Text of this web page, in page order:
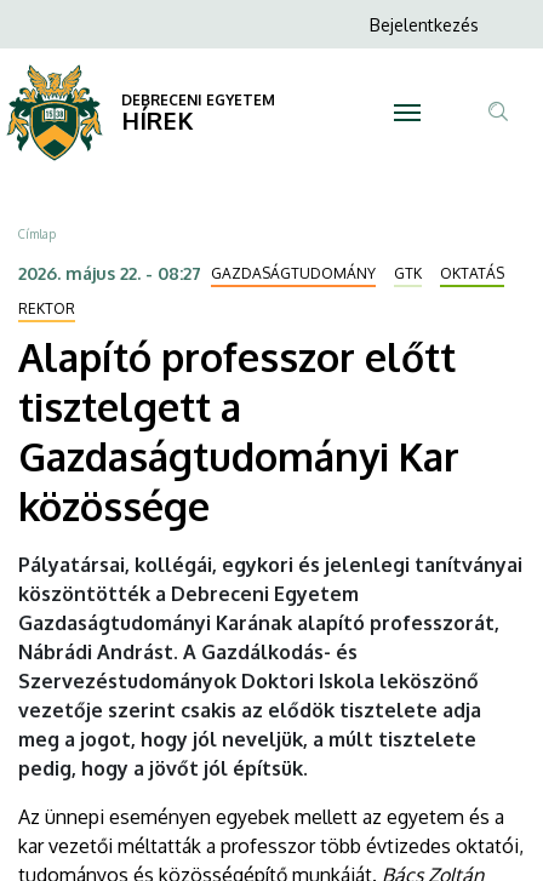
professzor
előtt
tisztelgett
a
Gazdaságtudományi
Kar
közössége
DEBRECENI
EGYETEM
a
tartalomra
Anonim
menüje
Bejelentkezés
DEBRECENI EGYETEM
HÍREK
Morzsa
Címlap
2026. május 22. - 08:27 GAZDASÁGTUDOMÁNY GTK
OKTATÁS
REKTOR
Alapító professzor előtt
tisztelgett a
Gazdaságtudományi Kar
közössége
Pályatársai, kollégái, egykori és jelenlegi tanítványai
köszöntötték a Debreceni Egyetem
Gazdaságtudományi Karának alapító professzorát,
Nábrádi Andrást. A Gazdálkodás- és
Szervezéstudományok Doktori Iskola leköszönő
vezetője szerint csakis az elődök tisztelete adja
meg a jogot, hogy jól neveljük, a múlt tisztelete
pedig, hogy a jövőt jól építsük.
Az ünnepi eseményen egyebek mellett az egyetem és a
kar vezetői méltatták a professzor több évtizedes oktatói,
tudományos és közösségépítő munkáját. Bács Zoltán